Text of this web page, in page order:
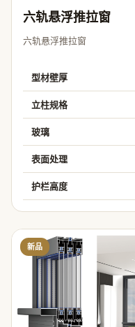
六轨悬浮推拉窗
六轨悬浮推拉窗
型材壁厚
立柱规格
玻璃
表面处理
护栏高度
新品